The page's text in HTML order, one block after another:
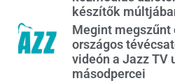
készítők
Megint megszűnt
országos
videón a Jazz TV
másodpercei